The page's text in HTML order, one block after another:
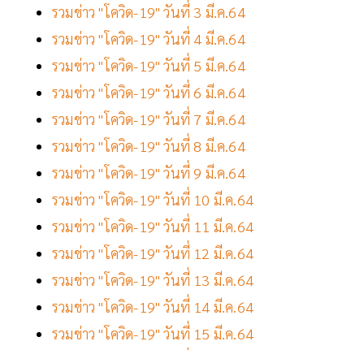
รวมข่าว "โควิด-19" วันที่ 3 มี.ค.64
รวมข่าว "โควิด-19" วันที่ 4 มี.ค.64
รวมข่าว "โควิด-19" วันที่ 5 มี.ค.64
รวมข่าว "โควิด-19" วันที่ 6 มี.ค.64
รวมข่าว "โควิด-19" วันที่ 7 มี.ค.64
รวมข่าว "โควิด-19" วันที่ 8 มี.ค.64
รวมข่าว "โควิด-19" วันที่ 9 มี.ค.64
รวมข่าว "โควิด-19" วันที่ 10 มี.ค.64
รวมข่าว "โควิด-19" วันที่ 11 มี.ค.64
รวมข่าว "โควิด-19" วันที่ 12 มี.ค.64
รวมข่าว "โควิด-19" วันที่ 13 มี.ค.64
รวมข่าว "โควิด-19" วันที่ 14 มี.ค.64
รวมข่าว "โควิด-19" วันที่ 15 มี.ค.64